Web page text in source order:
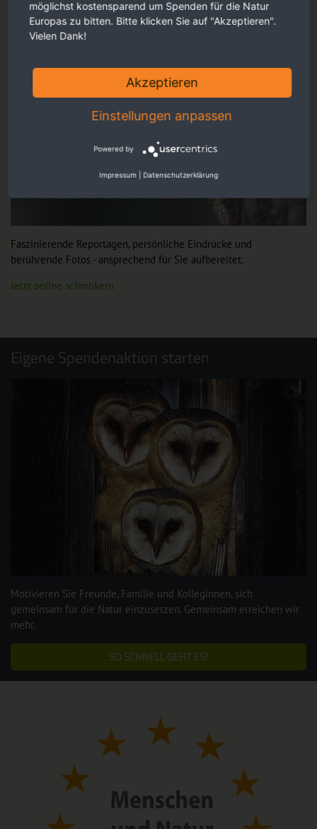
Faszinierende Reportagen, persönliche Eindrücke und
berührende Fotos - ansprechend für Sie aufbereitet.
Jetzt online schmökern
Eigene Spendenaktion starten
Motivieren Sie Freunde, Familie und Kolleginnen, sich
gemeinsam für die Natur einzusetzen. Gemeinsam erreichen wir
mehr.
SO SCHNELL GEHT ES!
möglichst kostensparend um Spenden für die Natur
Europas zu bitten. Bitte klicken Sie auf "Akzeptieren".
Vielen Dank!
Akzeptieren
Einstellungen anpassen
Powered by
Impressum Datenschutzerklärung